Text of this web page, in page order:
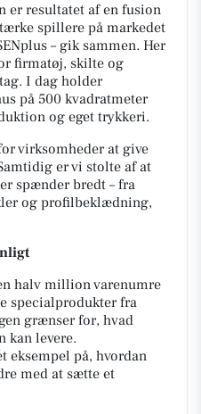
er resultatet af en fusion
spillere på markedet
– gik sammen. Her
firmatøj, skilte og
I dag holder
på 500 kvadratmeter
og eget trykkeri.
virksomheder at give
er vi stolte af at
spænder bredt – fra
og profilbeklædning,
halv million varenumre
specialprodukter fra
grænser for, hvad
kan levere.
eksempel på, hvordan
med at sætte et